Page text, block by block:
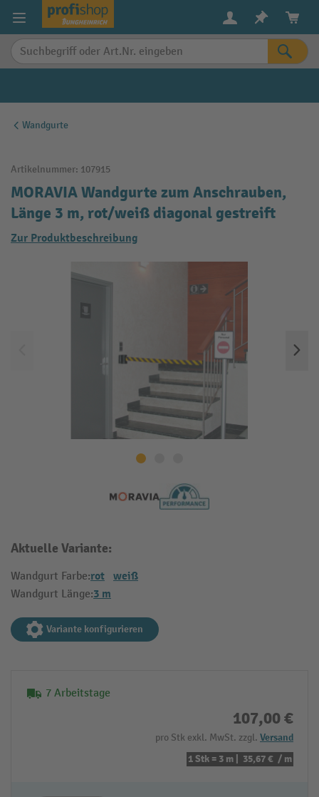
springen
Wandgurte
Artikelnummer: 107915
MORAVIA Wandgurte zum Anschrauben,
Länge 3 m, rot/weiß diagonal gestreift
Zur Produktbeschreibung
Aktuelle Variante:
Wandgurt Farbe:rot weiß
Wandgurt Länge:3 m
Variante konfigurieren
7 Arbeitstage
107,00 €
pro Stk exkl. MwSt. zzgl. Versand
1 Stk = 3 m | 35,67 € / m